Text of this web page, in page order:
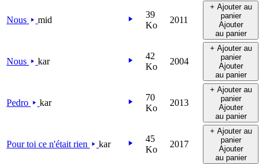
Nous mid
39
Ko
2011
+ Ajouter au
panier
Ajouter
au panier
Nous kar
42
Ko
2004
+ Ajouter au
panier
Ajouter
au panier
Pedro kar
70
Ko
2013
+ Ajouter au
panier
Ajouter
au panier
Pour toi ce n'était rien kar
45
Ko
2017
+ Ajouter au
panier
Ajouter
au panier